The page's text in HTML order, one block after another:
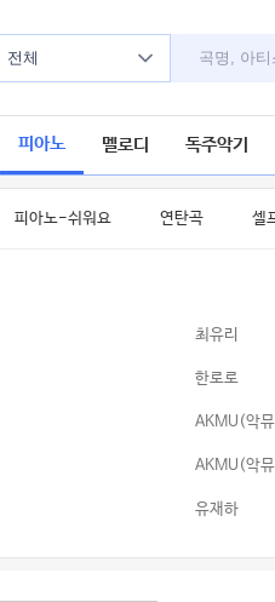
전체
피아노 멜로디 독주악기
피아노-쉬워요 연탄곡 셀
최유리
한로로
AKMU(악
AKMU(악
유재하